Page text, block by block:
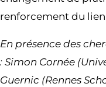
renforcement du
En présence des
: Simon Cornée
Guernic (Rennes